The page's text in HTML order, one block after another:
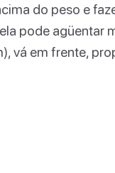
do peso e
pode agüentar
vá em frente,